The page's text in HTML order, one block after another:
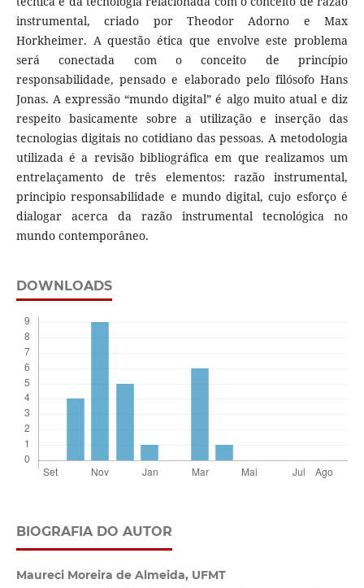
instrumental, criado por Theodor Adorno e Max
Horkheimer. A questão ética que envolve este problema
será conectada com o conceito de princípio
responsabilidade, pensado e elaborado pelo filósofo Hans
Jonas. A expressão “mundo digital” é algo muito atual e diz
respeito basicamente sobre a utilização e inserção das
tecnologias digitais no cotidiano das pessoas. A metodologia
utilizada é a revisão bibliográfica em que realizamos um
entrelaçamento de três elementos: razão instrumental,
principio responsabilidade e mundo digital, cujo esforço é
dialogar acerca da razão instrumental tecnológica no
mundo contemporâneo.
DOWNLOADS
BIOGRAFIA DO AUTOR
Maureci Moreira de Almeida, UFMT